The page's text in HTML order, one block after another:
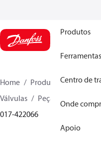
Produtos
Ferramentas
Centro de
Onde
Apoio
Home Produtos
Válvulas
Peças de
017-422066